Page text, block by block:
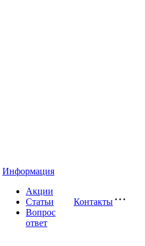
Информация
Акции
Статьи
Вопрос
ответ
Контакты